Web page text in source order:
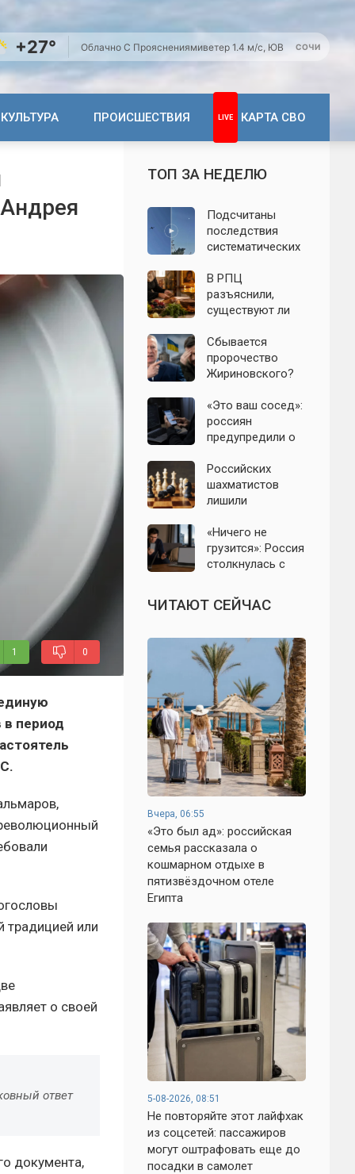
+27° Облачно С Прояснениямиветер 1.4 м/с, ЮВ СОЧИ
КУЛЬТУРА ПРОИСШЕСТВИЯ КАРТА СВО
1 0
период
традицией или
о своей
ответ
документа,
ТОП ЗА НЕДЕЛЮ
Подсчитаны
последствия
систематических
Ленинградскую
область: что
известно к 7
В РПЦ
разъяснили,
существуют ли
которые
православным
нельзя есть даже
Сбывается
пророчество
Жириновского?
Зеленский вновь
отказался от
выборов на
«Это ваш сосед»:
россиян
предупредили о
мошенников с
опасными
файлами
Российских
шахматистов
лишили
Олимпиады-2026:
названа причина
решения ФИДЕ
«Ничего не
грузится»: Россия
столкнулась с
интернета и
мобильной связи
ЧИТАЮТ СЕЙЧАС
Вчера, 06:55
«Это был ад»: российская
семья рассказала о
кошмарном отдыхе в
пятизвёздочном отеле
Египта
5-08-2026, 08:51
Не повторяйте этот лайфхак
из соцсетей: пассажиров
могут оштрафовать еще до
посадки в самолет